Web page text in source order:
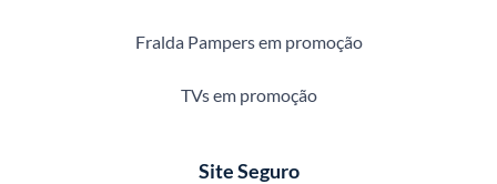
Fralda Pampers em promoção
TVs em promoção
Site Seguro